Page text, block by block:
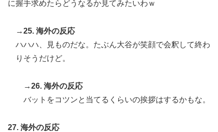
に握手求めたらどうなるか見てみたいわｗ
→25. 海外の反応
ハハハ、見ものだな。たぶん大谷が笑顔で会釈して終わ
りそうだけど。
→26. 海外の反応
バットをコツンと当てるくらいの挨拶はするかもな。
27. 海外の反応